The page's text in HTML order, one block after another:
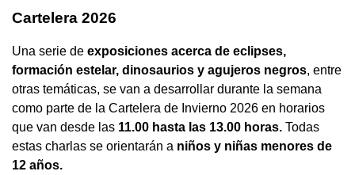
Cartelera 2026
Una serie de exposiciones acerca de eclipses,
formación estelar, dinosaurios y agujeros negros, entre
otras temáticas, se van a desarrollar durante la semana
como parte de la Cartelera de Invierno 2026 en horarios
que van desde las 11.00 hasta las 13.00 horas. Todas
estas charlas se orientarán a niños y niñas menores de
12 años.